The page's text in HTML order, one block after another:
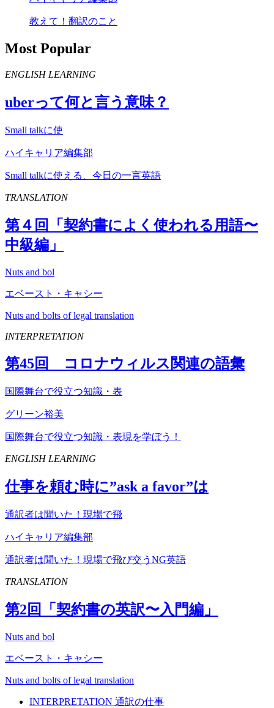
教えて！翻訳のこと
Most Popular
ENGLISH LEARNING
uberって何と言う意味？
Small talkに使
ハイキャリア編集部
Small talkに使える、今日の一言英語
TRANSLATION
第４回「契約書によく使われる用語〜
中級編」
Nuts and bol
エベースト・キャシー
Nuts and bolts of legal translation
INTERPRETATION
第45回 コロナウィルス関連の語彙
国際舞台で役立つ知識・表
グリーン裕美
国際舞台で役立つ知識・表現を学ぼう！
ENGLISH LEARNING
仕事を頼む時に”ask a favor”は
通訳者は聞いた！現場で飛
ハイキャリア編集部
通訳者は聞いた！現場で飛び交うNG英語
TRANSLATION
第2回「契約書の英訳〜入門編」
Nuts and bol
エベースト・キャシー
Nuts and bolts of legal translation
INTERPRETATION 通訳の仕事